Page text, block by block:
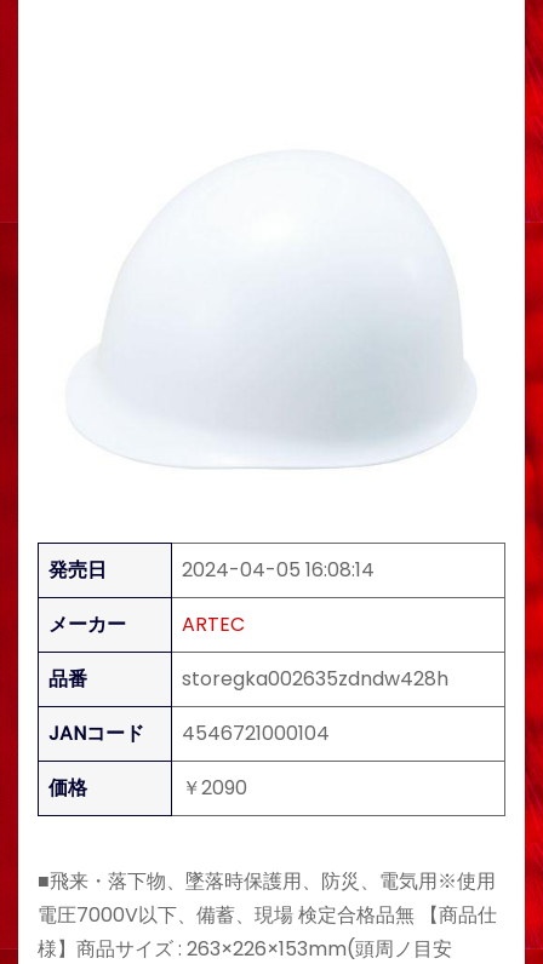
発売日
2024-04-05 16:08:14
メーカー
ARTEC
品番
storegka002635zdndw428h
JANコード
4546721000104
価格
￥2090
■飛来・落下物、墜落時保護用、防災、電気用※使用
電圧7000V以下、備蓄、現場 検定合格品無 【商品仕
様】商品サイズ : 263×226×153mm(頭周ノ目安